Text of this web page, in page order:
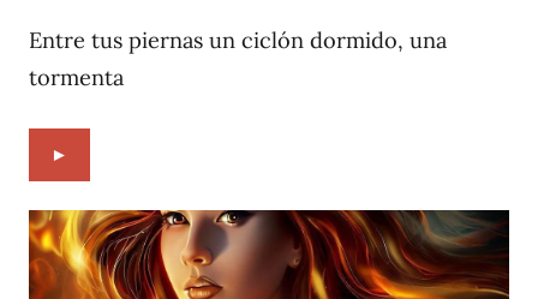
2023
Entre tus piernas un ciclón dormido, una
tormenta
►